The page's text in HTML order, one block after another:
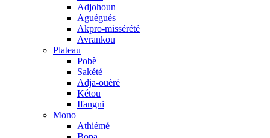
Adjohoun
Aguégués
Akpro-missérété
Avrankou
Plateau
Pobè
Sakété
Adja-ouèrè
Kétou
Ifangni
Mono
Athiémé